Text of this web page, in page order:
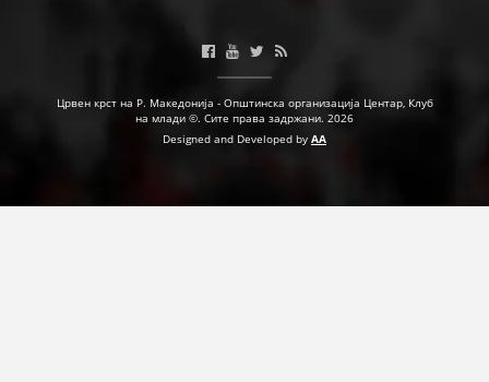
Црвен крст на Р. Македонија - Општинска организација Центар, Клуб
на млади ©. Сите права задржани. 2026
Designed and Developed by AA